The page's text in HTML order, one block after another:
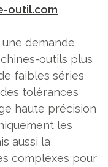
outil.com
demande
outils plus
faibles séries
tolérances
haute précision
les
aussi la
complexes pour